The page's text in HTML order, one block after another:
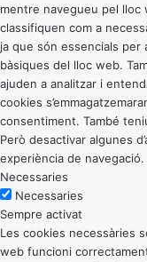
mentre navegueu pel lloc
classifiquen com a
ja que són essencials
bàsiques del lloc web.
ajuden a analitzar i
cookies
consentiment. També
Però desactivar algunes
experiència de navegació.
Necessaries
Necessaries
Sempre activat
Les cookies necessàries
web funcioni